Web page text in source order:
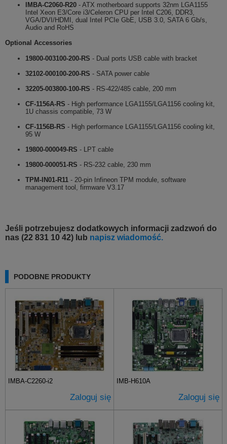
IMBA-C2060-R20 - ATX motherboard supports 32nm LGA1155
Intel Xeon E3/Core i3/Celeron CPU per Intel C206, DDR3,
VGA/DVI/HDMI, dual Intel PCIe GbE, USB 3.0, SATA 6 Gb/s,
Audio and RoHS
Optional Accessories
19800-003100-200-RS - Dual ports USB cable with bracket
32102-000100-200-RS - SATA power cable
32205-003800-100-RS - RS-422/485 cable, 200 mm
CF-1156A-RS - High performance LGA1155/LGA1156 cooling kit,
1U chassis compatible, 73 W
CF-1156B-RS - High performance LGA1155/LGA1156 cooling kit,
95 W
19800-000049-RS - LPT cable
19800-000051-RS - RS-232 cable, 230 mm
TPM-IN01-R11 - 20-pin Infineon TPM module, software
management tool, firmware V3.17
Jeśli potrzebujesz dodatkowych informacji zadzwoń do
nas (22 831 10 42) lub napisz wiadomość.
PODOBNE PRODUKTY
IMBA-C2260-i2
Zaloguj się
IMB-H610A
Zaloguj się